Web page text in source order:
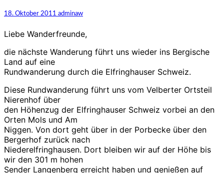
18. Oktober 2011 adminaw
Liebe Wanderfreunde,
die nächste Wanderung führt uns wieder ins Bergische
Land auf eine
Rundwanderung durch die Elfringhauser Schweiz.
Diese Rundwanderung führt uns vom Velberter Ortsteil
Nierenhof über
den Höhenzug der Elfringhauser Schweiz vorbei an den
Orten Mols und Am
Niggen. Von dort geht über in der Porbecke über den
Bergerhof zurück nach
Niederelfringhausen. Dort bleiben wir auf der Höhe bis
wir den 301 m hohen
Sender Langenberg erreicht haben und genießen auf